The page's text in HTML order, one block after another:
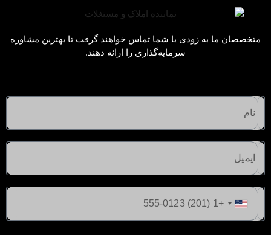
راهنمای دبی
سرمایه‌گذاری
اطلاعات مفید
بهترین مناطق برای سرمایه گذاری در دبی
متخصصان ما به زودی با شما تماس خواهند گرفت تا بهترین مشاوره
سرمایه‌گذاری را ارائه دهند.
ایالات
متحده